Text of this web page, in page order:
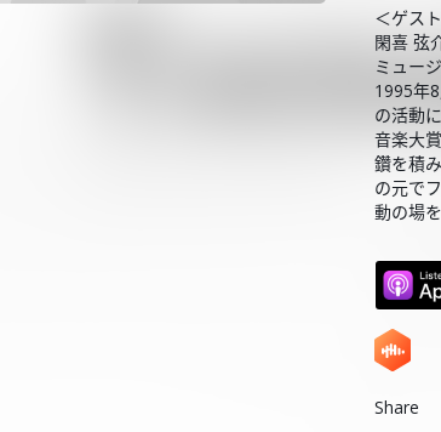
＜ゲス
閑喜 弦
ミュー
1995年
の活動
音楽大
鑽を積
の元で
動の場
Share